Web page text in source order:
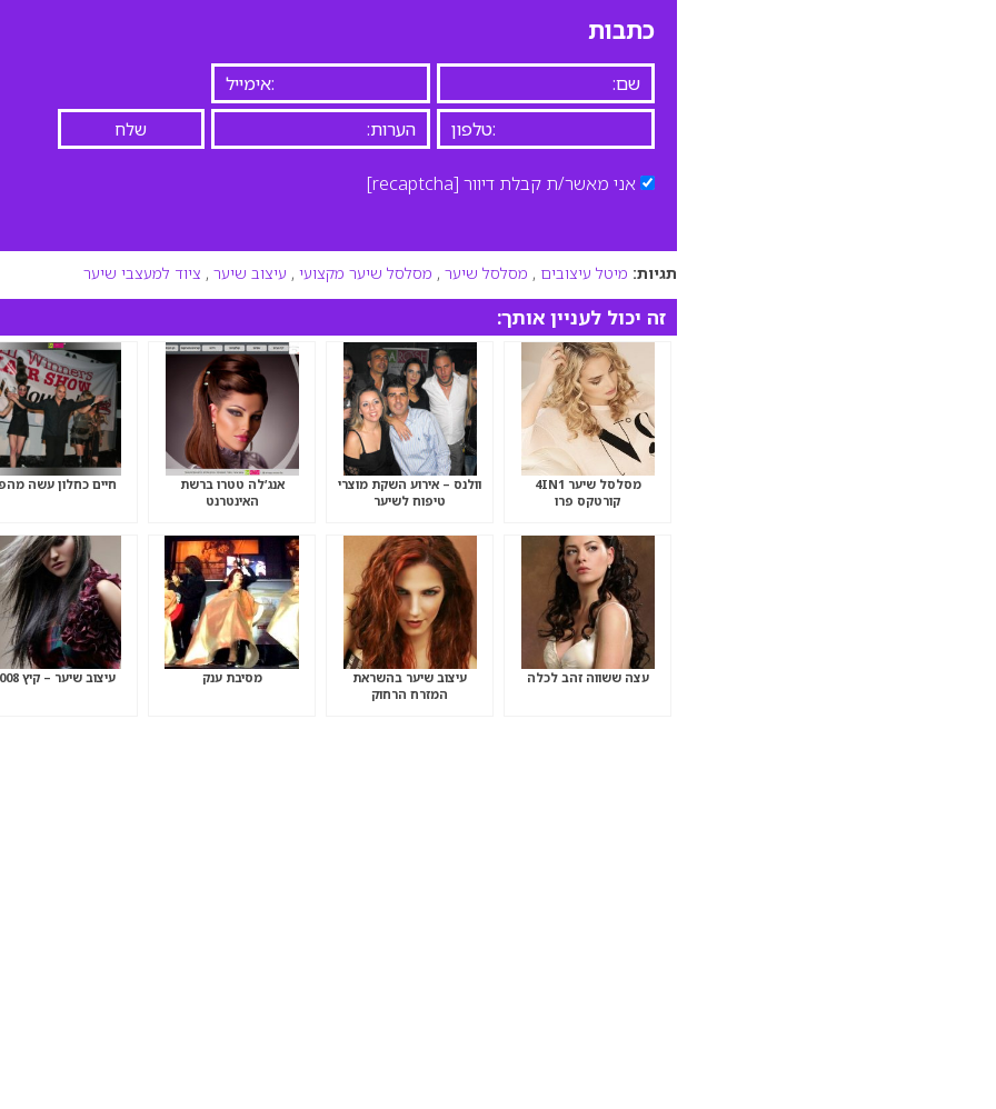
כתבות
אני מאשר/ת קבלת דיוור [recaptcha]
תגיות: מיטל עיצובים , מסלסל שיער , מסלסל שיער מקצועי , עיצוב שיער , ציוד למעצבי שיער
זה יכול לעניין אותך:
מסלסל שיער 4IN1
קורטקס פרו
וולנס – אירוע השקת מוצרי
טיפוח לשיער
אנג’לה טטרו ברשת
האינטרנט
חיים כחלון עשה
עצה ששווה זהב לכלה
עיצוב שיער בהשראת
המזרח הרחוק
מסיבת ענק עיצוב שיער – קיץ 2008